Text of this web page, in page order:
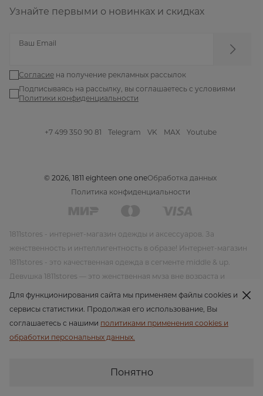
Для функционирования сайта мы применяем файлы cookies и
сервисы статистики. Продолжая его использование, Вы
соглашаетесь с нашими политиками применения cookies и
обработки персональных данных.
Понятно
Узнайте первыми о новинках и скидках
Ваш Email
Согласие на получение рекламных рассылок
Подписываясь на рассылку, вы соглашаетесь с условиями
Политики конфиденциальности
+7 499 350 90 81 Telegram VK MAX Youtube
© 2026, 1811 eighteen one oneОбработка данных
Политика конфиденциальности
1811stores - интернет-магазин одежды и аксессуаров. За
женственность и интеллигентность в образе! Интернет-магазин
1811stores - это качественная одежда в сегменте middle & up.
Девушка 1811stores — это женственная муза вне возраста и
времени. Красивая и утонченная она несет благородство и стиль
в своем образе. Модная одежда и модные аксессуары от
интернет-магазина 1811stores несут благородство и стиль в своем
образе. Своим стилем 1811stores пропагандирует женственность
классики, создавая новые модели, которые будут по вкусу